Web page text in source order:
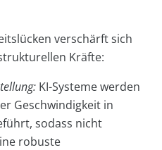
verschärft sich
Kräfte:
KI-Systeme werden
Geschwindigkeit in
sodass nicht
robuste